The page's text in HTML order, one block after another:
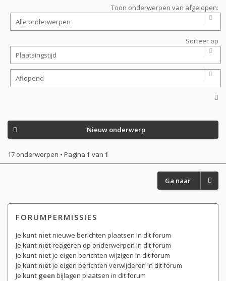
Toon onderwerpen van afgelopen:
Sorteer op
Nieuw onderwerp
17 onderwerpen • Pagina 1 van 1
Ga naar
FORUMPERMISSIES
Je kunt nietnieuwe berichten plaatsen in dit forum
Je kunt nietreageren op onderwerpen in dit forum
Je kunt nietje eigen berichten wijzigen in dit forum
Je kunt nietje eigen berichten verwijderen in dit forum
Je kunt geen bijlagen plaatsen in dit forum